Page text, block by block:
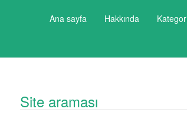
Ana sayfa Hakkında
Site araması